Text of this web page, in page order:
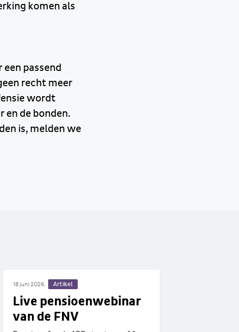
komen als
passend
recht meer
wordt
en de bonden.
is, melden we
18 juni 2026 Artikel
Live pensioenwebinar
van de FNV